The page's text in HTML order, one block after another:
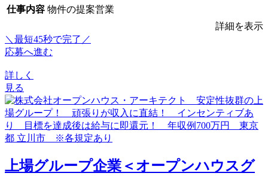
仕事内容 物件の提案営業
詳細を表示
＼最短45秒で完了／
応募へ進む
詳しく
見る
上場グループ企業＜オープンハウスグ